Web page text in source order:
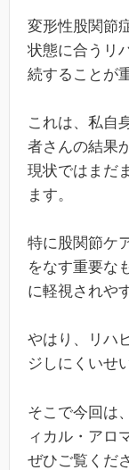
変形性股関節
状態に合うリ
続することが
これは、私自
者さんの結果
現状ではまだ
ます。
特に股関節ケ
をなす重要な
に軽視されや
やはり、リハ
ジしにくいせ
そこで今回は
ィカル・アロ
ぜひご覧くだ